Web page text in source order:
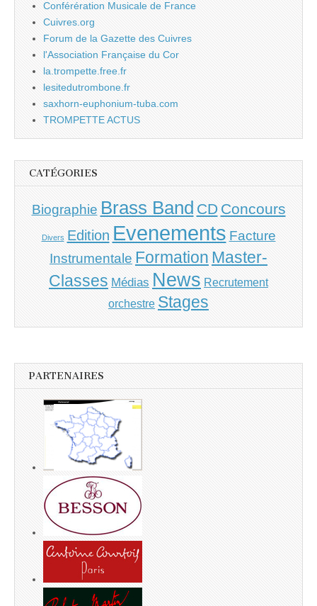
Conférération Musicale de France
Cuivres.org
Forum de la Gazette des Cuivres
l'Association Française du Cor
la.trompette.free.fr
lesitedutrombone.fr
saxhorn-euphonium-tuba.com
TROMPETTE ACTUS
CATÉGORIES
Biographie Brass Band CD Concours
Divers Edition Evenements Facture
Instrumentale Formation Master-
Classes Médias News Recrutement
orchestre Stages
PARTENAIRES